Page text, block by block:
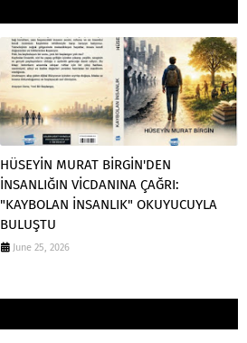
HÜSEYİN MURAT BİRGİN'DEN
İNSANLIĞIN VİCDANINA ÇAĞRI:
"KAYBOLAN İNSANLIK" OKUYUCUYLA
BULUŞTU
June 25, 2026